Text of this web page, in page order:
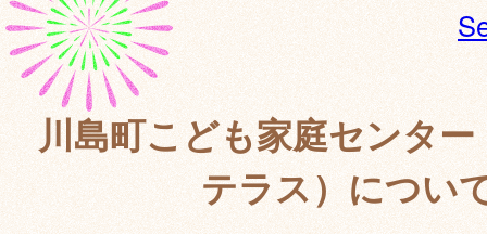
川島町こども家庭センタ
テラス）につい